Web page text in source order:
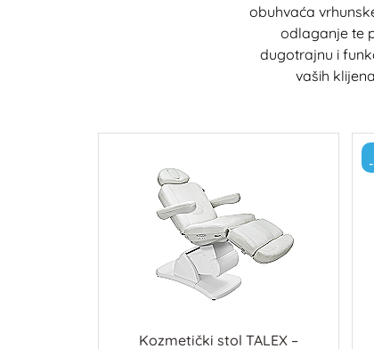
obuhvaća
odlaganje te
dugotrajnu i
vaših
Kozmetički stol TALEX –